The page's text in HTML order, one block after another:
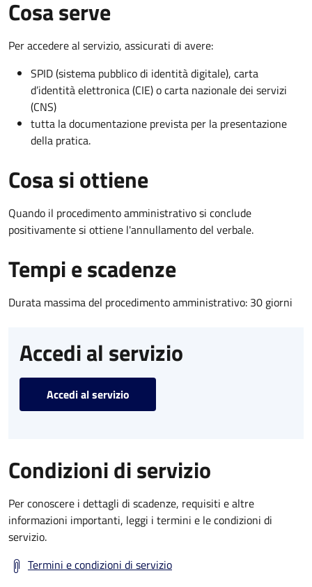
Cosa serve
Per accedere al servizio, assicurati di avere:
SPID (sistema pubblico di identità digitale), carta
d’identità elettronica (CIE) o carta nazionale dei servizi
(CNS)
tutta la documentazione prevista per la presentazione
della pratica.
Cosa si ottiene
Quando il procedimento amministrativo si conclude
positivamente si ottiene l'annullamento del verbale.
Tempi e scadenze
Durata massima del procedimento amministrativo: 30 giorni
Accedi al servizio
Accedi al servizio
Condizioni di servizio
Per conoscere i dettagli di scadenze, requisiti e altre
informazioni importanti, leggi i termini e le condizioni di
servizio.
Termini e condizioni di servizio